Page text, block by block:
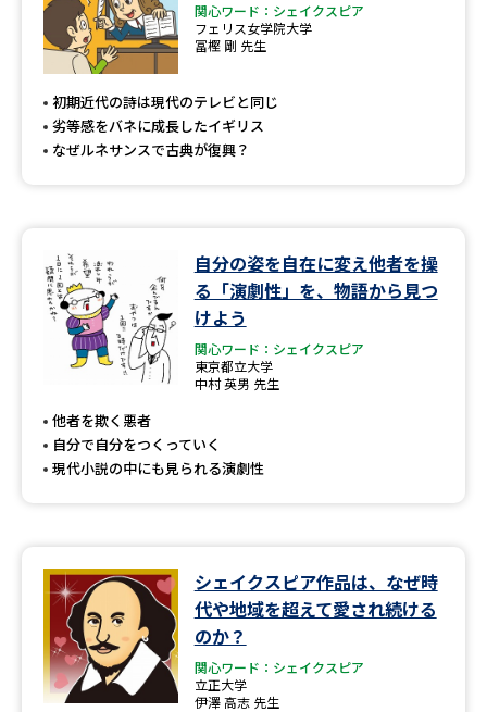
関心ワード：シェイクスピア
フェリス女学院大学
冨樫 剛 先生
初期近代の詩は現代のテレビと同じ
劣等感をバネに成長したイギリス
なぜルネサンスで古典が復興？
自分の姿を自在に変え他者を操
る「演劇性」を、物語から見つ
けよう
関心ワード：シェイクスピア
東京都立大学
中村 英男 先生
他者を欺く悪者
自分で自分をつくっていく
現代小説の中にも見られる演劇性
シェイクスピア作品は、なぜ時
代や地域を超えて愛され続ける
のか？
関心ワード：シェイクスピア
立正大学
伊澤 高志 先生